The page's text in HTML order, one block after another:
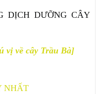
DỊCH DƯỠNG CÂY
vị về cây Trầu Bà]
NHẤT